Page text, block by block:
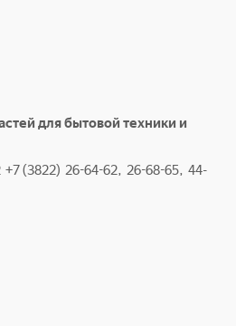
для бытовой техники и
(3822) 26-64-62, 26-68-65, 44-